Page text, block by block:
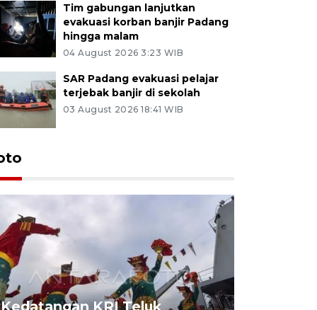
Tim gabungan lanjutkan
evakuasi korban banjir Padang
hingga malam
04 August 2026 3:23 WIB
SAR Padang evakuasi pelajar
terjebak banjir di sekolah
03 August 2026 18:41 WIB